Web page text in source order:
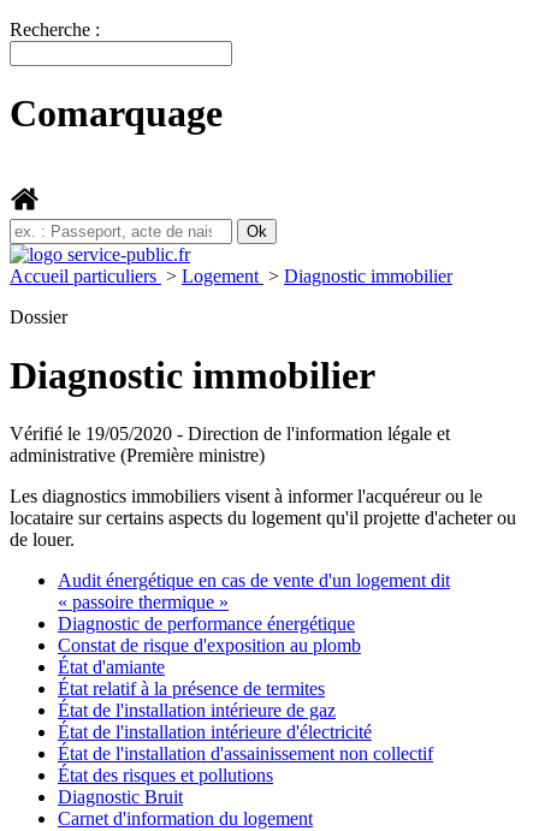
Recherche :
Comarquage
Accueil particuliers > Logement > Diagnostic immobilier
Dossier
Diagnostic immobilier
Vérifié le 19/05/2020 - Direction de l'information légale et
administrative (Première ministre)
Les diagnostics immobiliers visent à informer l'acquéreur ou le
locataire sur certains aspects du logement qu'il projette d'acheter ou
de louer.
Audit énergétique en cas de vente d'un logement dit
« passoire thermique »
Diagnostic de performance énergétique
Constat de risque d'exposition au plomb
État d'amiante
État relatif à la présence de termites
État de l'installation intérieure de gaz
État de l'installation intérieure d'électricité
État de l'installation d'assainissement non collectif
État des risques et pollutions
Diagnostic Bruit
Carnet d'information du logement